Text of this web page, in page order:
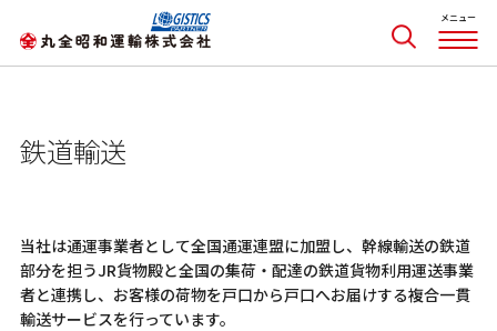
鉄道輸送
当社は通運事業者として全国通運連盟に加盟し、幹線輸送の鉄道
部分を担うJR貨物殿と全国の集荷・配達の鉄道貨物利用運送事業
者と連携し、お客様の荷物を戸口から戸口へお届けする複合一貫
輸送サービスを行っています。